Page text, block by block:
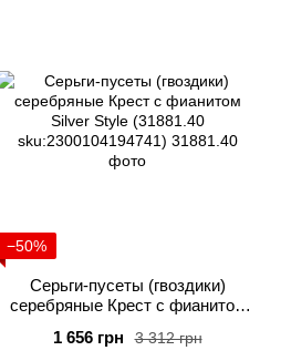
−50%
Серьги-пусеты (гвоздики)
серебряные Крест с фианитом
sku:2300104194741)
3 312 грн
1 656 грн